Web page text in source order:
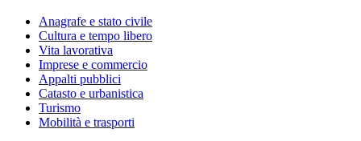
Anagrafe e stato civile
Cultura e tempo libero
Vita lavorativa
Imprese e commercio
Appalti pubblici
Catasto e urbanistica
Turismo
Mobilità e trasporti